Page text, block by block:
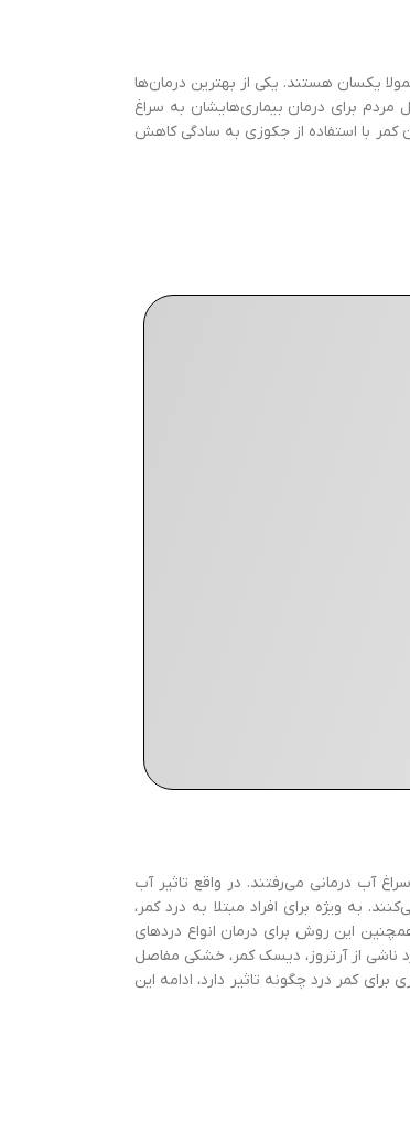
آن معمولا یکسان هستند. یکی از بهترین درمان‌ها
برای درمان بیماری‌هایشان به سراغ
کمر با استفاده از جکوزی به سادگی کاهش
آب درمانی می‌رفتند. در واقع تاثیر آب
به ویژه برای افراد مبتلا به درد کمر،
این روش برای درمان انواع دردهای
ناشی از آرتروز، دیسک کمر، خشکی مفاصل
کمر درد چگونه تاثیر دارد، ادامه این